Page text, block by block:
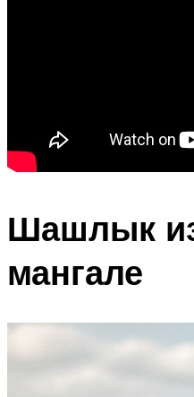
Шашлык
мангале